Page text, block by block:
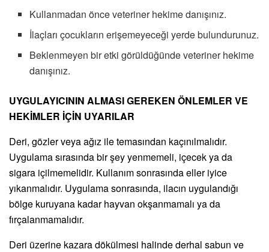
Kullanmadan önce veteriner hekime danışınız.
İlaçları çocukların erişemeyeceği yerde bulundurunuz.
Beklenmeyen bir etki görüldüğünde veteriner hekime
danışınız.
UYGULAYICININ ALMASI GEREKEN ÖNLEMLER VE
HEKİMLER İÇİN UYARILAR
Deri, gözler veya ağız ile temasından kaçınılmalıdır.
Uygulama sırasında bir şey yenmemeli, içecek ya da
sigara içilmemelidir. Kullanım sonrasında eller iyice
yıkanmalıdır. Uygulama sonrasında, ilacın uygulandığı
bölge kuruyana kadar hayvan okşanmamalı ya da
fırçalanmamalıdır.
Deri üzerine kazara dökülmesi halinde derhal sabun ve